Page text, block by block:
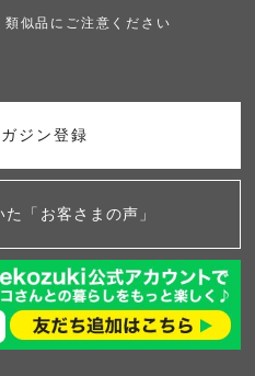
類似品にご注意ください
ジン登録
「お客さまの声」